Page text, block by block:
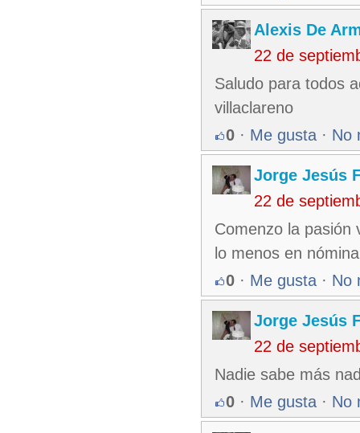
Alexis De
22 de
Saludo para todos
villaclareno
0 · Me gusta · No
Jorge Jesús
22 de
Comenzo la pasión
lo menos en nómina
0 · Me gusta · No
Jorge Jesús
22 de
Nadie sabe más
0 · Me gusta · No